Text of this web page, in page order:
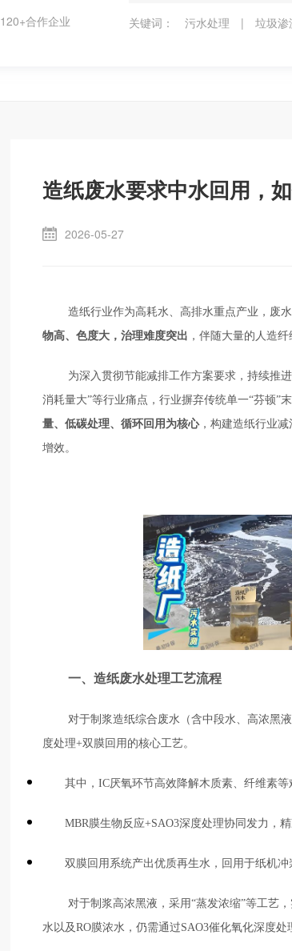
120+合作企业 关键词： 污水处理 | 垃圾渗
造纸废水要求中水回用，
2026-05-27
造纸行业作为高耗水、高排水重点产业，废
物高、 色度大，治理难度突出 ，伴随大量的人造
为深入贯彻节能减排工作方案要求，持续推
消耗量大”等行业痛点，行业摒弃传统单一“芬顿”
量、低碳处理、循环回用为核心，构建造纸行业减
增效。
一、造纸废水处理工艺流程
对于制浆造纸综合废水（含中段水、高浓黑
度处理+双膜回用的核心工艺。
其中，IC厌氧环节高效降解木质素、纤维素
MBR膜生物反应+SAO3深度处理协同发力，
双膜回用系统产出优质再生水，回用于纸机
对于制浆高浓黑液，采用“蒸发浓缩”等工艺
水以及RO膜浓水，仍需通过SAO3催化氧化深度处